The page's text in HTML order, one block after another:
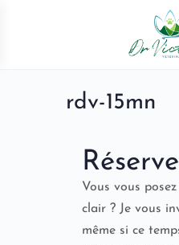
rdv-15mn
Vous vous
clair ? Je vous
même si ce